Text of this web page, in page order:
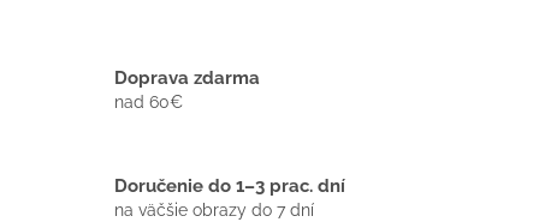
Doprava zdarma
nad 60€
Doručenie do 1–3 prac. dní
na väčšie obrazy do 7 dní